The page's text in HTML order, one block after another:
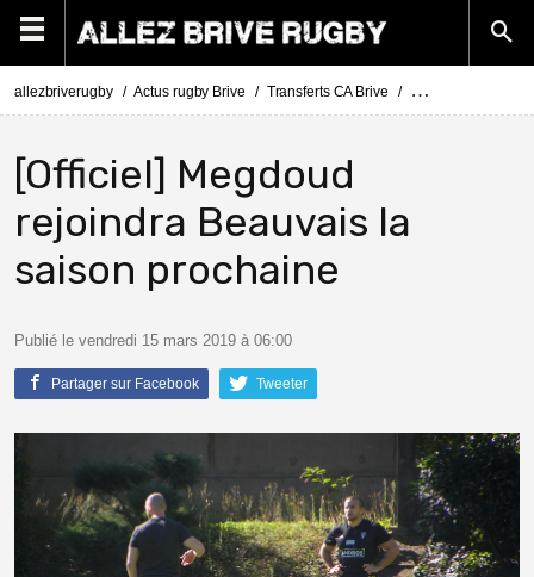
allezbriverugby Actus rugby Brive Transferts CA Brive Actus Transferts
[Officiel] Megdoud
rejoindra Beauvais la
saison prochaine
Publié le vendredi 15 mars 2019 à 06:00
Partager sur Facebook Tweeter